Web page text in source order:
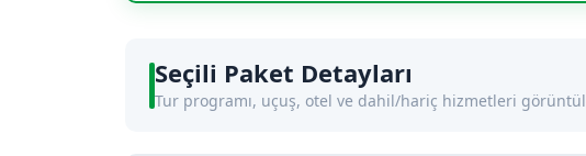
Seçili Paket Detayları
Tur programı, uçuş, otel ve dahil/hariç hizmetleri